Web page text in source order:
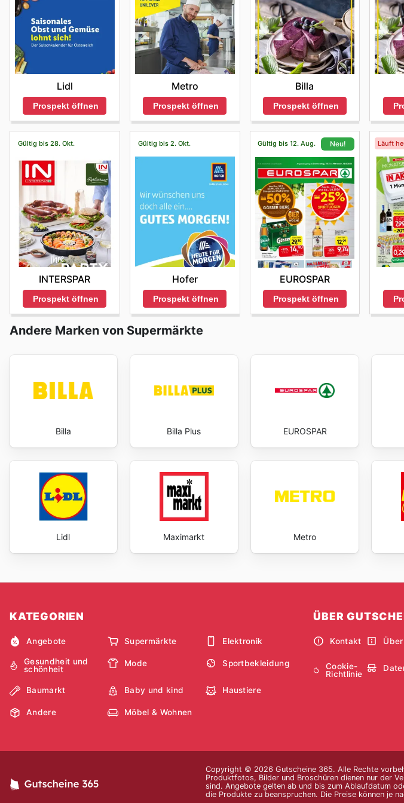
Lidl
Prospekt öffnen
Metro
Prospekt öffnen
Billa
Prospekt öffnen
Gültig bis 28. Okt.
INTERSPAR
Prospekt öffnen
Gültig bis 2. Okt.
Hofer
Prospekt öffnen
Gültig bis 12. Aug. Neu!
EUROSPAR
Prospekt öffnen
Läuft
Andere Marken von Supermärkte
Billa Billa Plus EUROSPAR
Lidl Maximarkt Metro
KATEGORIEN
Angebote Supermärkte Elektronik
Gesundheit und
schönheit
Mode Sportbekleidung
Baumarkt Baby und kind Haustiere
Andere Möbel & Wohnen
ÜBER
Kontakt
Cookie-
Richtlinie
Copyright © 2026 Gutscheine 365. Alle Rechte
Produktfotos, Bilder und Broschüren dienen nur der
sind. Angebote gelten ab und bis zum Ablaufdatum
die Produkte zu beanspruchen. Die Preise können je